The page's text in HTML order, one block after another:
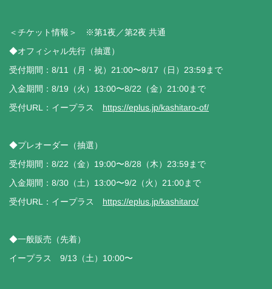
＜チケット情報＞ ※第1夜／第2夜 共通
◆オフィシャル先行（抽選）
受付期間：8/11（月・祝）21:00〜8/17（日）23:59まで
入金期間：8/19（火）13:00〜8/22（金）21:00まで
受付URL：イープラス https://eplus.jp/kashitaro-of/
◆プレオーダー（抽選）
受付期間：8/22（金）19:00〜8/28（木）23:59まで
入金期間：8/30（土）13:00〜9/2（火）21:00まで
受付URL：イープラス https://eplus.jp/kashitaro/
◆一般販売（先着）
イープラス 9/13（土）10:00〜